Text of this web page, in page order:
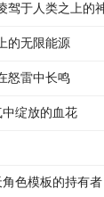
驾于人类之上的
的无限能源
怒雷中长鸣
绽放的血花
色模板的持有者